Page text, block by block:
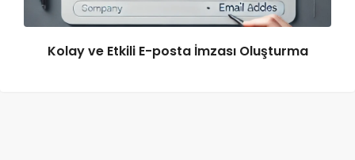
Kolay ve Etkili E-posta İmzası Oluşturma